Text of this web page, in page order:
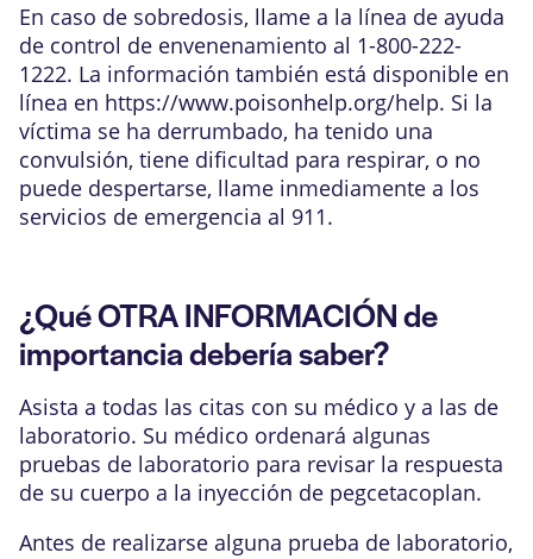
En caso de sobredosis, llame a la línea de ayuda
de control de envenenamiento al 1-800-222-
1222. La información también está disponible en
línea en https://www.poisonhelp.org/help. Si la
víctima se ha derrumbado, ha tenido una
convulsión, tiene dificultad para respirar, o no
puede despertarse, llame inmediamente a los
servicios de emergencia al 911.
¿Qué OTRA INFORMACIÓN de
importancia debería saber?
Asista a todas las citas con su médico y a las de
laboratorio. Su médico ordenará algunas
pruebas de laboratorio para revisar la respuesta
de su cuerpo a la inyección de pegcetacoplan.
Antes de realizarse alguna prueba de laboratorio,